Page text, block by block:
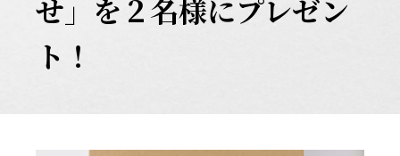
せ」を２名様にプレゼン
ト！